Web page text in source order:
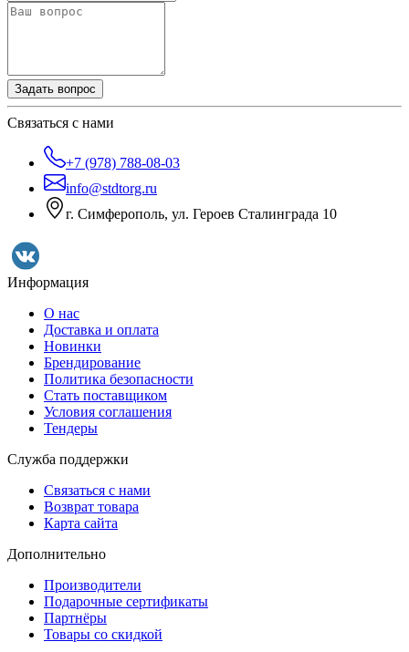
Задать вопрос
Связаться с нами
+7 (978) 788-08-03
info@stdtorg.ru
г. Симферополь, ул. Героев Сталинграда 10
Информация
О нас
Доставка и оплата
Новинки
Брендирование
Политика безопасности
Стать поставщиком
Условия соглашения
Тендеры
Служба поддержки
Связаться с нами
Возврат товара
Карта сайта
Дополнительно
Производители
Подарочные сертификаты
Партнёры
Товары со скидкой